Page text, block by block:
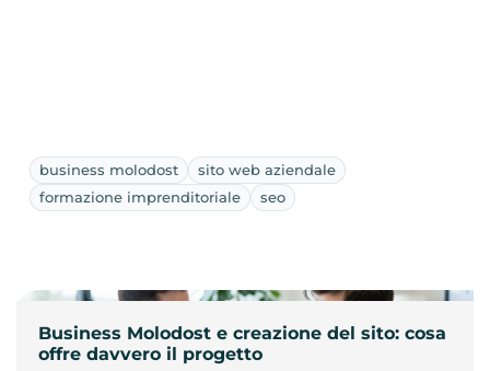
business molodost
sito web aziendale
formazione imprenditoriale
seo
Business Molodost e creazione del sito: cosa
offre davvero il progetto